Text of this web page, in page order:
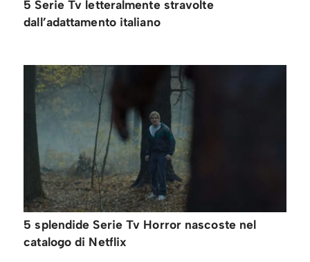
5 Serie Tv letteralmente stravolte
dall’adattamento italiano
5 splendide Serie Tv Horror nascoste nel
catalogo di Netflix